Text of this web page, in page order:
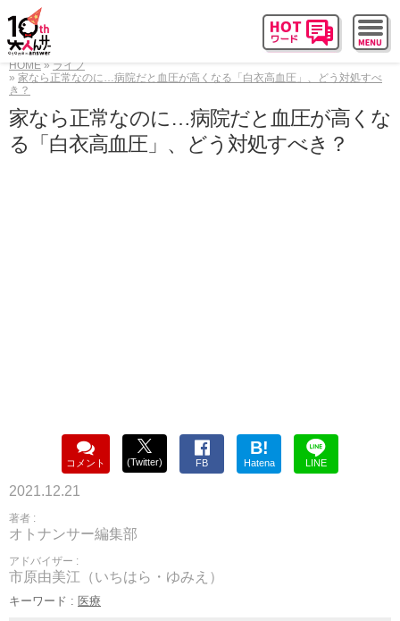
HOME
ライフ
家なら正常なのに…病院だと血圧が高くなる「白衣高血圧」、どう対処すべ
き？
家なら正常なのに…病院だと血圧が高くな
る「白衣高血圧」、どう対処すべき？
コメント (Twitter) FB
B!
Hatena LINE
2021.12.21
著者 :
オトナンサー編集部
アドバイザー :
市原由美江（いちはら・ゆみえ）
キーワード : 医療